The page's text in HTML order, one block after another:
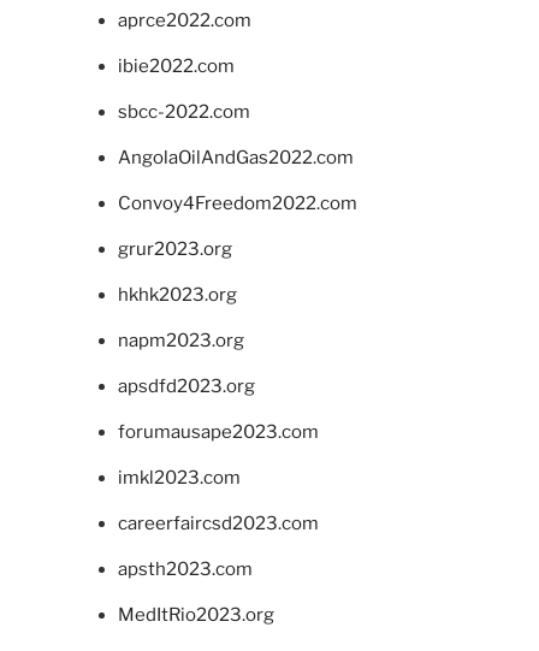
aprce2022.com
ibie2022.com
sbcc-2022.com
AngolaOilAndGas2022.com
Convoy4Freedom2022.com
grur2023.org
hkhk2023.org
napm2023.org
apsdfd2023.org
forumausape2023.com
imkl2023.com
careerfaircsd2023.com
apsth2023.com
MedItRio2023.org